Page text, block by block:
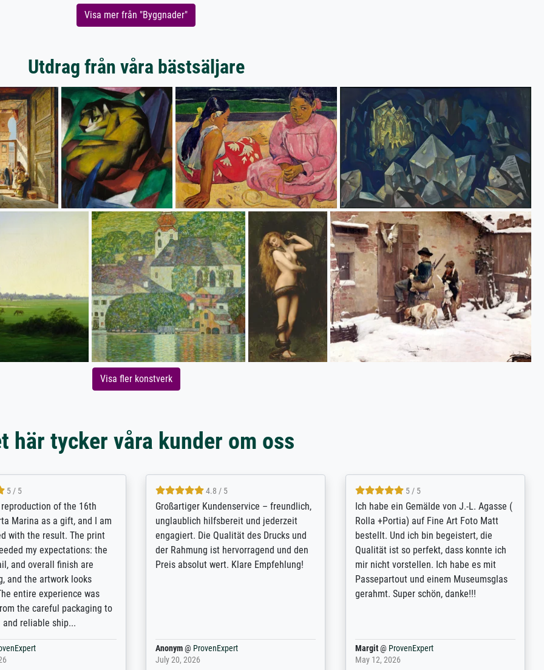
Visa mer från "Byggnader"
Utdrag från våra bästsäljare
Visa fler konstverk
här tycker våra kunder om oss
5 / 5
Meisterdrucke strives to
demands, and provides
on how to obtain the best
prints requested by the
has a vast
prints to choose from, and
service also with
which are not in that
recommended!
5 / 5
Outstanding quality and customer
support. - the quality of the printing is
excellent and difficult to distinguish
from the real thing; it will be my go-to
for high-quality art prints from now on -
Anonym@ ProvenExpert
January 12, 2026
4.8 / 5
Qualité absolument irréprochable.
Extraordinaire diversité des thèmes
abordés et personnalisation des
demandes (recadrage, réajustement des
couleurs). Relation clientèle parfaite.
Transport, réception sans aucun
problème. Merci à toute l'équipe ! Hervé
Anonym@ProvenExpert
March 31, 2025